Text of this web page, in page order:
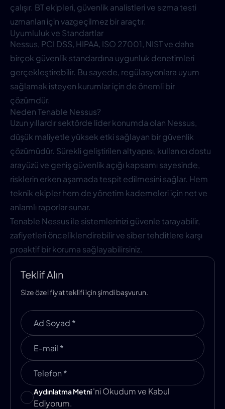
çalışır. BT ekipleri, güvenlik analistleri ve sızma testi
uzmanları için vazgeçilmez bir araçtır.
Uyumluluk ve Standartlar
Nessus, PCI DSS, HIPAA, ISO 27001, NIST ve daha
birçok güvenlik standardına uygunluk denetimleri
gerçekleştirebilir. Bu sayede, regülasyonlara uyum
sağlamak isteyen kurumlar için de önemli bir
çözümdür.
Neden Tenable Nessus?
Uzun yıllardır sektörde lider konumda olan Nessus,
düşük maliyetle yüksek etki sağlayan bir güvenlik
çözümüdür. Sürekli geliştirilen altyapısı, kullanıcı dostu
arayüzü ve geniş güvenlik açığı kapsamı sayesinde,
risklerin erken aşamada tespit edilmesini sağlar. Hem
teknik ekipler hem de yönetim kademeleri için net ve
anlamlı raporlar sunar.
Tenable Nessus ile sistemlerinizi güvenle tarayabilir,
zafiyetleri önceliklendirebilir ve siber tehditlere karşı
proaktif bir koruma sağlayabilirsiniz.
Teklif Alın
Size özel fiyat teklifi için şimdi başvurun.
Aydınlatma Metni'ni Okudum ve Kabul
Ediyorum.